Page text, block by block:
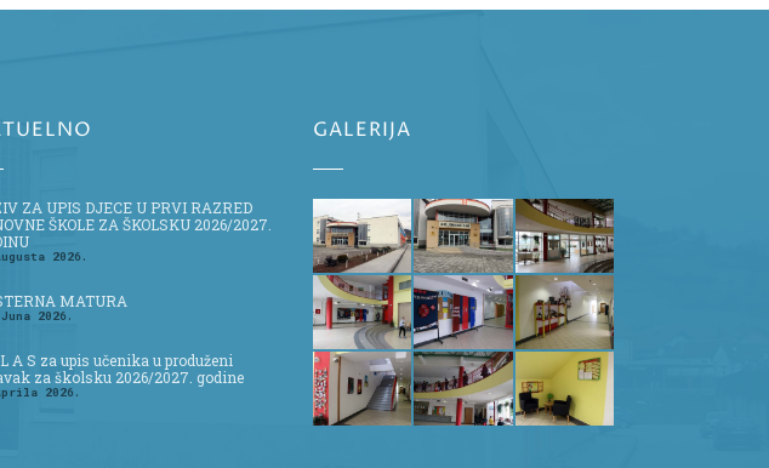
ZA UPIS DJECE U PRVI RAZRED
ŠKOLE ZA ŠKOLSKU 2026/2027.
2026.
MATURA
2026.
L A S za upis učenika u produženi
za školsku 2026/2027. godine
2026.
GALERIJA